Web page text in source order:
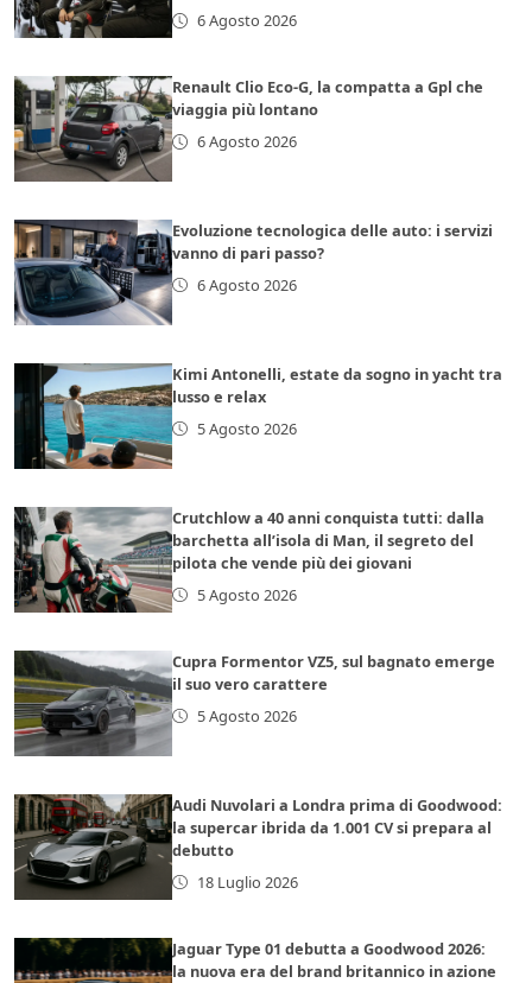
6 Agosto 2026
Renault Clio Eco-G, la compatta a Gpl che
viaggia più lontano
6 Agosto 2026
Evoluzione tecnologica delle auto: i servizi
vanno di pari passo?
6 Agosto 2026
Kimi Antonelli, estate da sogno in yacht tra
lusso e relax
5 Agosto 2026
Crutchlow a 40 anni conquista tutti: dalla
barchetta all’isola di Man, il segreto del
pilota che vende più dei giovani
5 Agosto 2026
Cupra Formentor VZ5, sul bagnato emerge
il suo vero carattere
5 Agosto 2026
Audi Nuvolari a Londra prima di Goodwood:
la supercar ibrida da 1.001 CV si prepara al
debutto
18 Luglio 2026
Jaguar Type 01 debutta a Goodwood 2026:
la nuova era del brand britannico in azione